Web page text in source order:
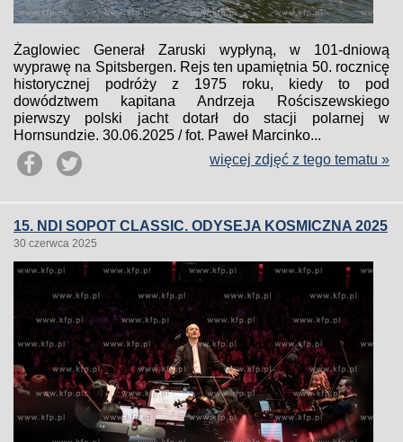
Żaglowiec Generał Zaruski wypłyną, w 101-dniową
wyprawę na Spitsbergen. Rejs ten upamiętnia 50. rocznicę
historycznej podróży z 1975 roku, kiedy to pod
dowództwem kapitana Andrzeja Rościszewskiego
pierwszy polski jacht dotarł do stacji polarnej w
Hornsundzie. 30.06.2025 / fot. Paweł Marcinko...
więcej zdjęć z tego tematu »
15. NDI SOPOT CLASSIC. ODYSEJA KOSMICZNA 2025
30 czerwca 2025